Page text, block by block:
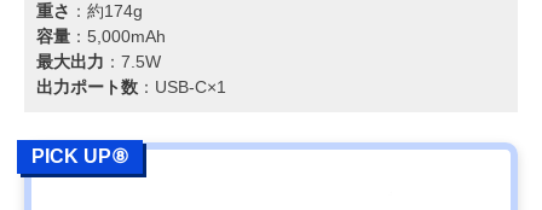
重さ ：約174g
容量 ：5,000mAh
最大出力 ：7.5W
出力ポート数 ：USB-C×1
PICK UP⑧